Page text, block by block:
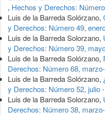
, Hechos y Derechos:
Luis de la Barreda Solórzano,
y Derechos: Número 49,
Luis de la Barreda Solorzano,
y Derechos: Número 39,
Luis de la Barreda Solórzano,
Derechos: Número 68,
Luis de la Barreda Solórzano,
y Derechos: Número 52, julio
Luis de la Barreda Solorzano,
Derechos: Número 38,